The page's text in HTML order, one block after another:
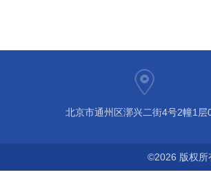
北京市通州区漷兴二街4号2幢1层
©2026 版权所